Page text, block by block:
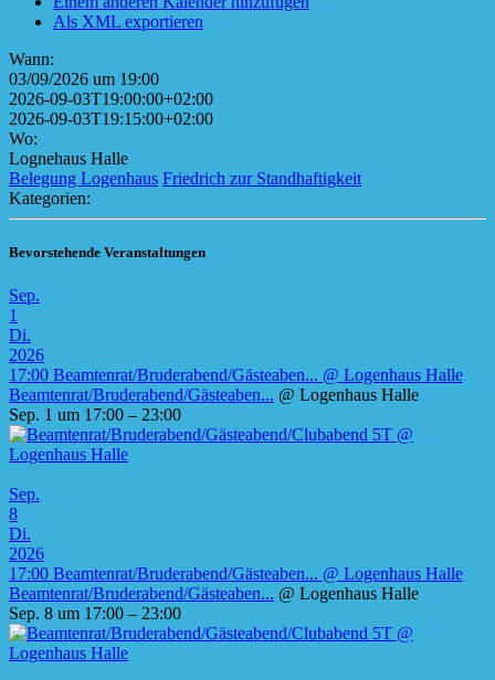
Als XML exportieren
Wann:
03/09/2026 um 19:00
2026-09-03T19:00:00+02:00
2026-09-03T19:15:00+02:00
Wo:
Lognehaus Halle
Belegung Logenhaus Friedrich zur Standhaftigkeit
Kategorien:
Bevorstehende Veranstaltungen
Sep.
1
Di.
2026
17:00 Beamtenrat/Bruderabend/Gästeaben... @ Logenhaus Halle
Beamtenrat/Bruderabend/Gästeaben... @ Logenhaus Halle
Sep. 1 um 17:00 – 23:00
Sep.
8
Di.
2026
17:00 Beamtenrat/Bruderabend/Gästeaben... @ Logenhaus Halle
Beamtenrat/Bruderabend/Gästeaben... @ Logenhaus Halle
Sep. 8 um 17:00 – 23:00